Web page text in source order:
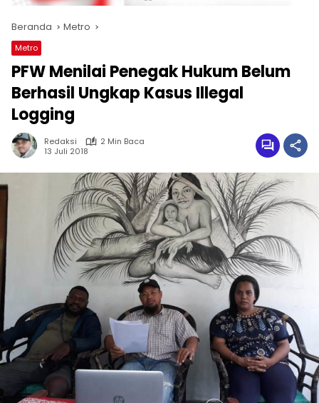
Beranda Metro
Metro
PFW Menilai Penegak Hukum Belum
Berhasil Ungkap Kasus Illegal
Logging
Redaksi
2 Min Baca
13 Juli 2018